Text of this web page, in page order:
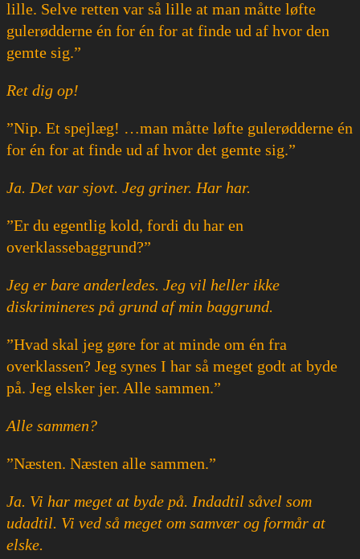
lille. Selve retten var så lille at man måtte løfte
gulerødderne én for én for at finde ud af hvor den
gemte sig.”
Ret dig op!
”Nip. Et spejlæg! …man måtte løfte gulerødderne én
for én for at finde ud af hvor det gemte sig.”
Ja. Det var sjovt. Jeg griner. Har har.
”Er du egentlig kold, fordi du har en
overklassebaggrund?”
Jeg er bare anderledes. Jeg vil heller ikke
diskrimineres på grund af min baggrund.
”Hvad skal jeg gøre for at minde om én fra
overklassen? Jeg synes I har så meget godt at byde
på. Jeg elsker jer. Alle sammen.”
Alle sammen?
”Næsten. Næsten alle sammen.”
Ja. Vi har meget at byde på. Indadtil såvel som
udadtil. Vi ved så meget om samvær og formår at
elske.